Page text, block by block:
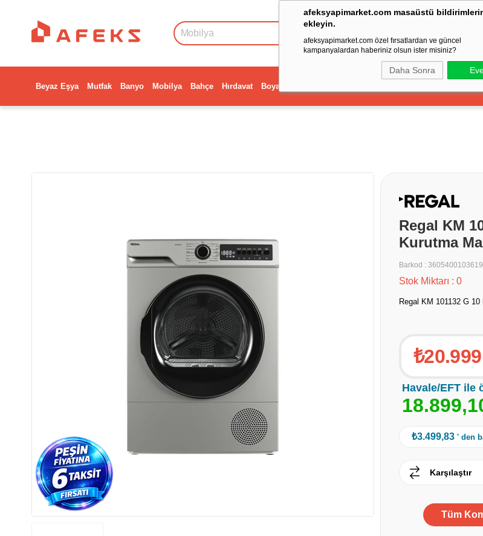
afeksyapimarket.com masaüstü
ekleyin.
afeksyapimarket.com özel fırsatlardan ve güncel
kampanyalardan haberiniz olsun ister misiniz?
Daha Sonra
Beyaz Eşya Mutfak Banyo Mobilya Bahçe Hırdavat Boya
Regal KM
Kurutma
Barkod : 3605400103619
Stok Miktarı : 0
Regal KM 101132 G
Havale/EFT ile
18.899,1
₺3.499,83 ' den
Karşılaştır
Tüm